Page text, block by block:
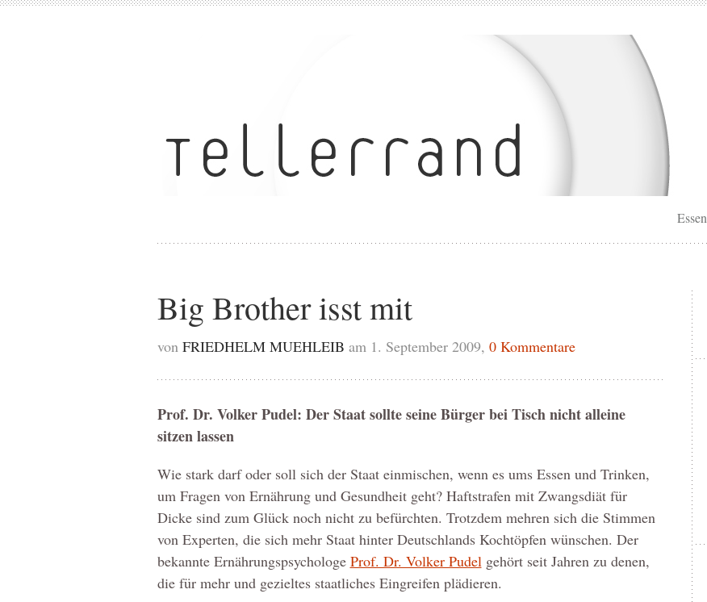
Essen
Big Brother isst mit
von FRIEDHELM MUEHLEIB am 1. September 2009, 0 Kommentare
Prof. Dr. Volker Pudel: Der Staat sollte seine Bürger bei Tisch nicht alleine
sitzen lassen
Wie stark darf oder soll sich der Staat einmischen, wenn es ums Essen und Trinken,
um Fragen von Ernährung und Gesundheit geht? Haftstrafen mit Zwangsdiät für
Dicke sind zum Glück noch nicht zu befürchten. Trotzdem mehren sich die Stimmen
von Experten, die sich mehr Staat hinter Deutschlands Kochtöpfen wünschen. Der
bekannte Ernährungspsychologe Prof. Dr. Volker Pudelgehört seit Jahren zu denen,
die für mehr und gezieltes staatliches Eingreifen plädieren.